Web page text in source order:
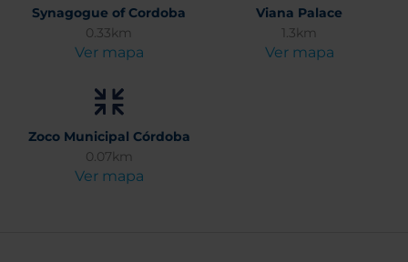
Synagogue of Cordoba
0.33km
Ver mapa
Viana Palace
1.3km
Ver mapa
Zoco Municipal Córdoba
0.07km
Ver mapa